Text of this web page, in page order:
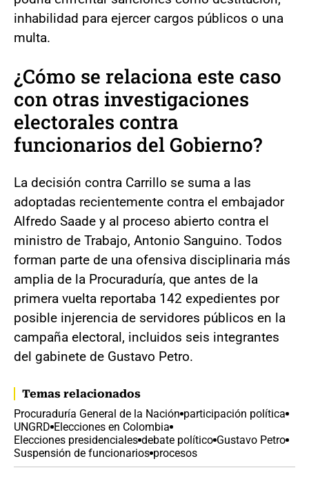
inhabilidad para ejercer cargos públicos o una
multa.
¿Cómo se relaciona este caso
con otras investigaciones
electorales contra
funcionarios del Gobierno?
La decisión contra Carrillo se suma a las
adoptadas recientemente contra el embajador
Alfredo Saade y al proceso abierto contra el
ministro de Trabajo, Antonio Sanguino. Todos
forman parte de una ofensiva disciplinaria más
amplia de la Procuraduría, que antes de la
primera vuelta reportaba 142 expedientes por
posible injerencia de servidores públicos en la
campaña electoral, incluidos seis integrantes
del gabinete de Gustavo Petro.
Temas relacionados
Procuraduría General de la Nación participación política
UNGRD Elecciones en Colombia
Elecciones presidenciales debate político Gustavo Petro
Suspensión de funcionarios procesos